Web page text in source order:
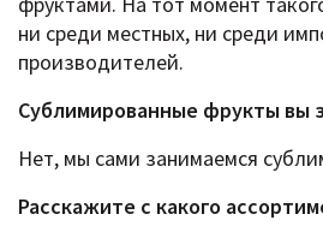
ни среди местных, ни среди
производителей.
Сублимированные фрукты вы
Нет, мы сами занимаемся
Расскажите c какого